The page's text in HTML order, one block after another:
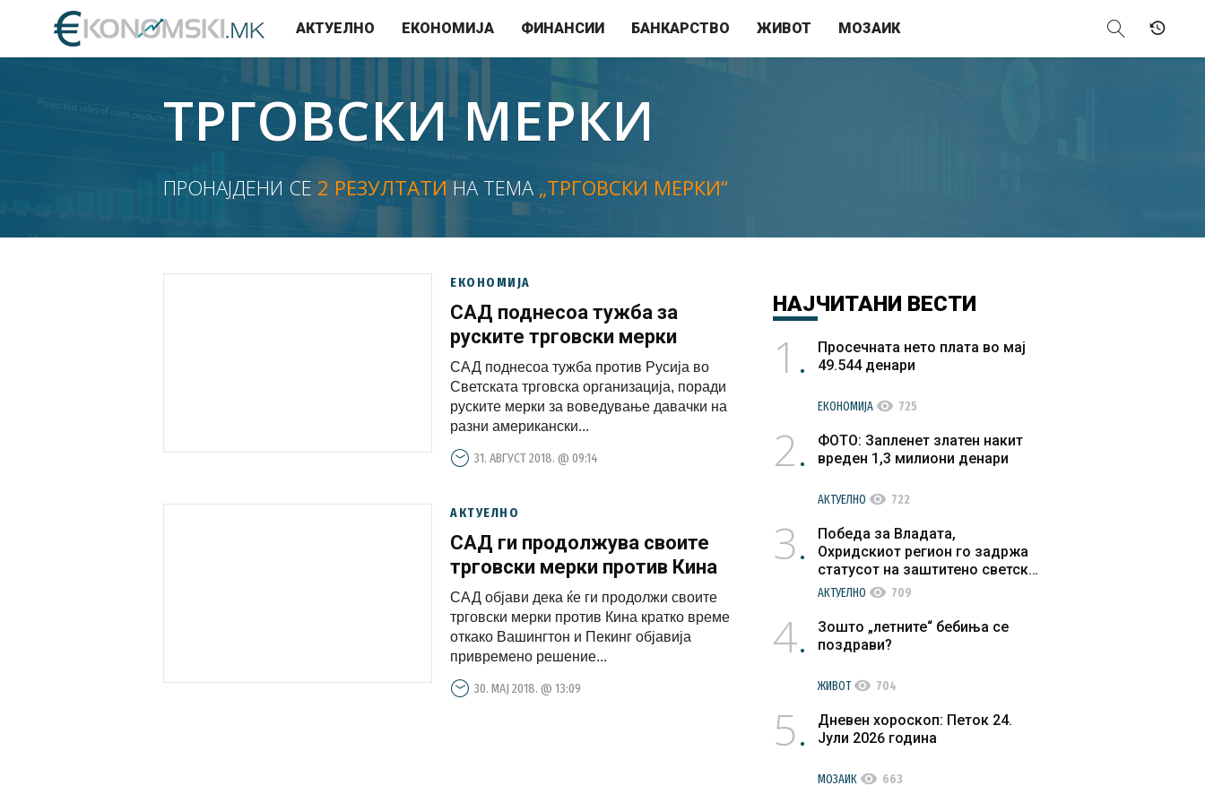
АКТУЕЛНО ЕКОНОМИЈА ФИНАНСИИ БАНКАРСТВО ЖИВОТ МОЗАИК
ТРГОВСКИ МЕРКИ
ПРОНАЈДЕНИ СЕ2 РЕЗУЛТАТИНА ТЕМА „ТРГОВСКИ МЕРКИ“
ЕКОНОМИЈА
САД поднесоа тужба за
руските трговски мерки
САД поднесоа тужба против Русија во
Светската трговска организација, поради
руските мерки за воведување давачки на
разни американски...
31. АВГУСТ 2018. @ 09:14
АКТУЕЛНО
САД ги продолжува своите
трговски мерки против Кина
САД објави дека ќе ги продолжи своите
трговски мерки против Кина кратко време
откако Вашингтон и Пекинг објавија
привремено решение...
30. МАЈ 2018. @ 13:09
НАЈЧИТАНИ ВЕСТИ
1
Просечната нето плата во мај
49.544 денари
ЕКОНОМИЈА visibility 725
2
ФОТО: Запленет златен накит
вреден 1,3 милиони денари
АКТУЕЛНО visibility 722
3
Победа за Владата,
Охридскиот регион го задржа
статусот на заштитено светско
културно наследство
АКТУЕЛНО visibility 709
4
Зошто „летните“ бебиња се
поздрави?
ЖИВОТvisibility 704
5
Дневен хороскоп: Петок 24.
Јули 2026 година
МОЗАИК visibility 663